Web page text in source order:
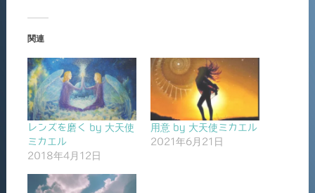
関連
レンズを磨く by 大天使
ミカエル
2018年4月12日
用意 by 大天使ミカエル
2021年6月21日